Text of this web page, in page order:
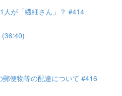
人が「繊細さん」？ #414
(36:40)
郵便物等の配達について #416